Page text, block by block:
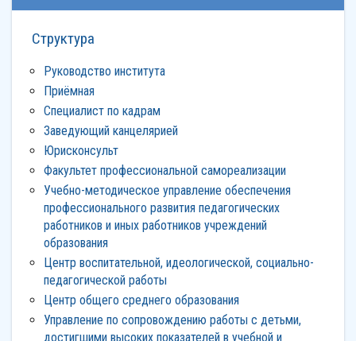
Структура
Руководство института
Приёмная
Специалист по кадрам
Заведующий канцелярией
Юрисконсульт
Факультет профессиональной самореализации
Учебно-методическое управление обеспечения
профессионального развития педагогических
работников и иных работников учреждений
образования
Центр воспитательной, идеологической, социально-
педагогической работы
Центр общего среднего образования
Управление по сопровождению работы с детьми,
достигшими высоких показателей в учебной и